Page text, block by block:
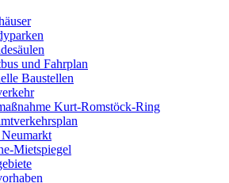
und Fahrplan
Baustellen
Kurt-Romstöck-Ring
Mietspiegel